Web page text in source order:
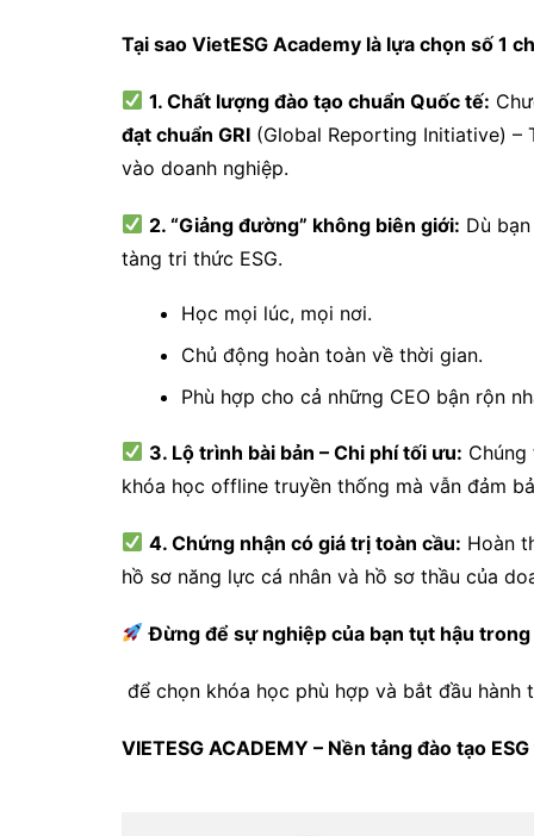
Tại sao VietESG Academy là lựa chọn số 1
1. Chất lượng đào tạo chuẩn Quốc tế:
đạt chuẩn GRI (Global Reporting Initiative) –
vào doanh nghiệp.
2. “Giảng đường” không biên giới: Dù
tàng tri thức ESG.
Học mọi lúc, mọi nơi.
Chủ động hoàn toàn về thời gian.
Phù hợp cho cả những CEO bận rộn
3. Lộ trình bài bản – Chi phí tối ưu:
khóa học offline truyền thống mà vẫn đảm
4. Chứng nhận có giá trị toàn cầu: Hoàn
hồ sơ năng lực cá nhân và hồ sơ thầu của
Đừng để sự nghiệp của bạn tụt hậu trong
để chọn khóa học phù hợp và bắt đầu hành
VIETESG ACADEMY – Nền tảng đào tạo